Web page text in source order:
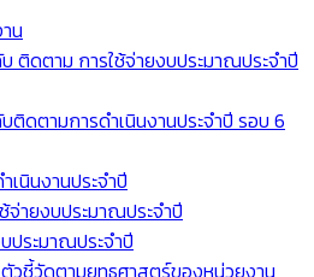
น
ติดตาม การใช้จ่ายงบประมาณประจำปี
ติดตามการดำเนินงานประจำปี รอบ 6
เนินงานประจำปี
จ่ายงบประมาณประจำปี
ประมาณประจำปี
วชี้วัดตามยุทธศาสตร์ของหน่วยงาน